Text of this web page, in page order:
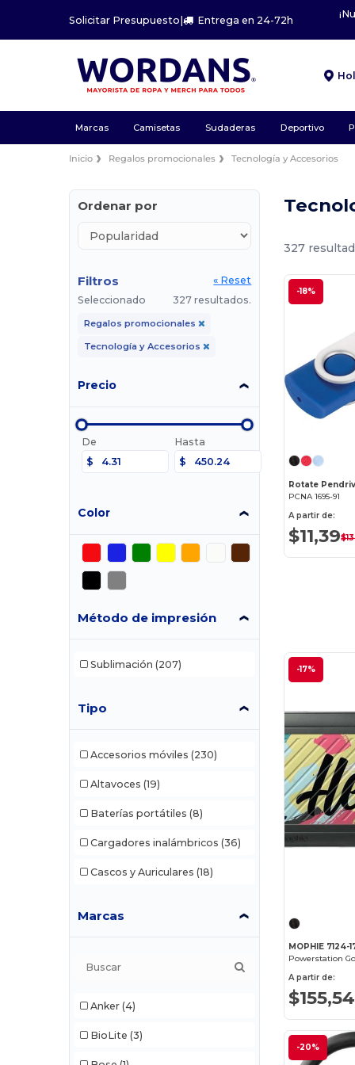
Solicitar Presupuesto| Entrega en 24-72h
Marcas Camisetas Sudaderas Deportivo
Inicio Regalos promocionales Tecnología y Accesorios
Ordenar por
Filtros
« Reset
Seleccionado
327 resultados.
Regalos promocionales
Tecnología y Accesorios
Precio
De
$
Hasta
$
Color
Método de impresión
Sublimación (207)
Tipo
Accesorios móviles (230)
Altavoces (19)
Baterías portátiles (8)
Cargadores inalámbricos (36)
Cascos y Auriculares (18)
Marcas
Anker (4)
BioLite (3)
327
-18%
Rotate
PCNA 1695-91
A partir de:
$11,39
-17%
MOPHIE 7124-
Powerstation
A partir de:
$155,54
-20%